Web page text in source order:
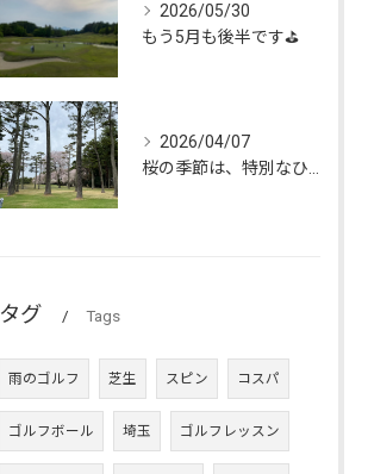
2026/05/30
もう5月も後半です⛳️
2026/04/07
タグ Tags
雨のゴルフ 芝生 スピン コスパ
ゴルフボール 埼玉 ゴルフレッスン